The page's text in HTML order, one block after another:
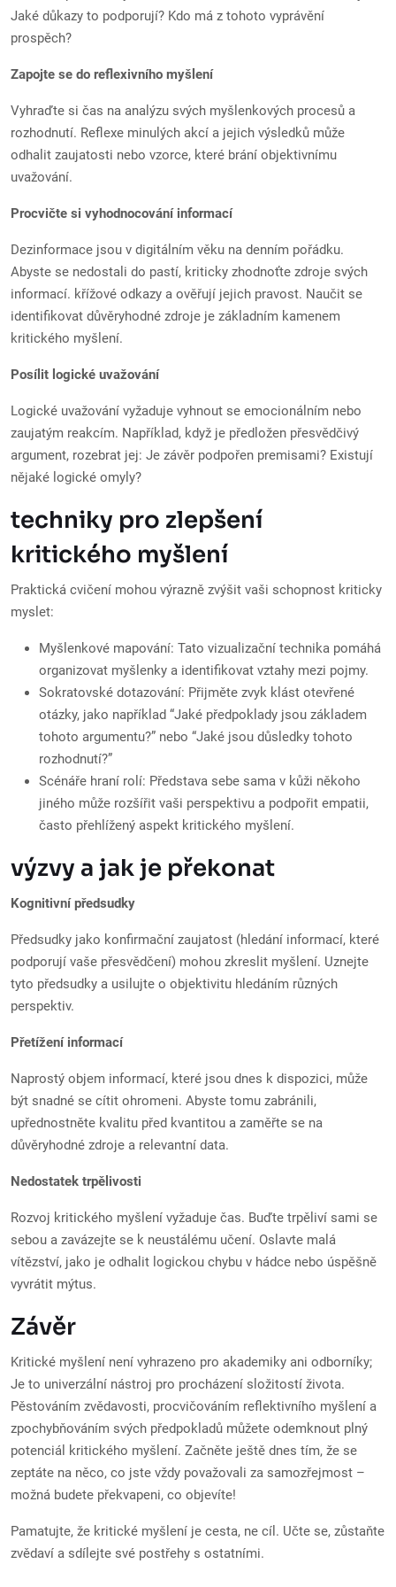
Jaké důkazy to podporují? Kdo má z tohoto vyprávění
prospěch?
Zapojte se do reflexivního myšlení
Vyhraďte si čas na analýzu svých myšlenkových procesů a
rozhodnutí. Reflexe minulých akcí a jejich výsledků může
odhalit zaujatosti nebo vzorce, které brání objektivnímu
uvažování.
Procvičte si vyhodnocování informací
Dezinformace jsou v digitálním věku na denním pořádku.
Abyste se nedostali do pastí, kriticky zhodnoťte zdroje svých
informací. křížové odkazy a ověřují jejich pravost. Naučit se
identifikovat důvěryhodné zdroje je základním kamenem
kritického myšlení.
Posílit logické uvažování
Logické uvažování vyžaduje vyhnout se emocionálním nebo
zaujatým reakcím. Například, když je předložen přesvědčivý
argument, rozebrat jej: Je závěr podpořen premisami? Existují
nějaké logické omyly?
techniky pro zlepšení
kritického myšlení
Praktická cvičení mohou výrazně zvýšit vaši schopnost kriticky
myslet:
Myšlenkové mapování: Tato vizualizační technika pomáhá
organizovat myšlenky a identifikovat vztahy mezi pojmy.
Sokratovské dotazování: Přijměte zvyk klást otevřené
otázky, jako například “Jaké předpoklady jsou základem
tohoto argumentu?” nebo “Jaké jsou důsledky tohoto
rozhodnutí?”
Scénáře hraní rolí: Představa sebe sama v kůži někoho
jiného může rozšířit vaši perspektivu a podpořit empatii,
často přehlížený aspekt kritického myšlení.
výzvy a jak je překonat
Kognitivní předsudky
Předsudky jako konfirmační zaujatost (hledání informací, které
podporují vaše přesvědčení) mohou zkreslit myšlení. Uznejte
tyto předsudky a usilujte o objektivitu hledáním různých
perspektiv.
Přetížení informací
Naprostý objem informací, které jsou dnes k dispozici, může
být snadné se cítit ohromeni. Abyste tomu zabránili,
upřednostněte kvalitu před kvantitou a zaměřte se na
důvěryhodné zdroje a relevantní data.
Nedostatek trpělivosti
Rozvoj kritického myšlení vyžaduje čas. Buďte trpěliví sami se
sebou a zavázejte se k neustálému učení. Oslavte malá
vítězství, jako je odhalit logickou chybu v hádce nebo úspěšně
vyvrátit mýtus.
Závěr
Kritické myšlení není vyhrazeno pro akademiky ani odborníky;
Je to univerzální nástroj pro procházení složitostí života.
Pěstováním zvědavosti, procvičováním reflektivního myšlení a
zpochybňováním svých předpokladů můžete odemknout plný
potenciál kritického myšlení. Začněte ještě dnes tím, že se
zeptáte na něco, co jste vždy považovali za samozřejmost –
možná budete překvapeni, co objevíte!
Pamatujte, že kritické myšlení je cesta, ne cíl. Učte se, zůstaňte
zvědaví a sdílejte své postřehy s ostatními.